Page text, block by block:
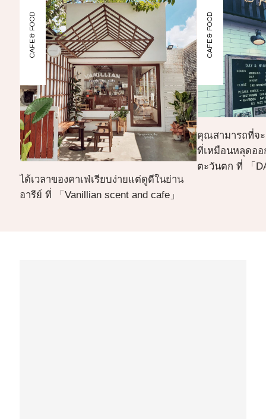
CAFE & FOOD
ได้เวลาของคาเฟ่เรียบง่ายแต่ดูดีในย่าน
อารีย์ ที่ 「Vanillian scent and cafe」
CAFE & FOOD
คุณสามารถที่จ
ที่เหมือนหลุดออ
ตะวันตก ที่ 「